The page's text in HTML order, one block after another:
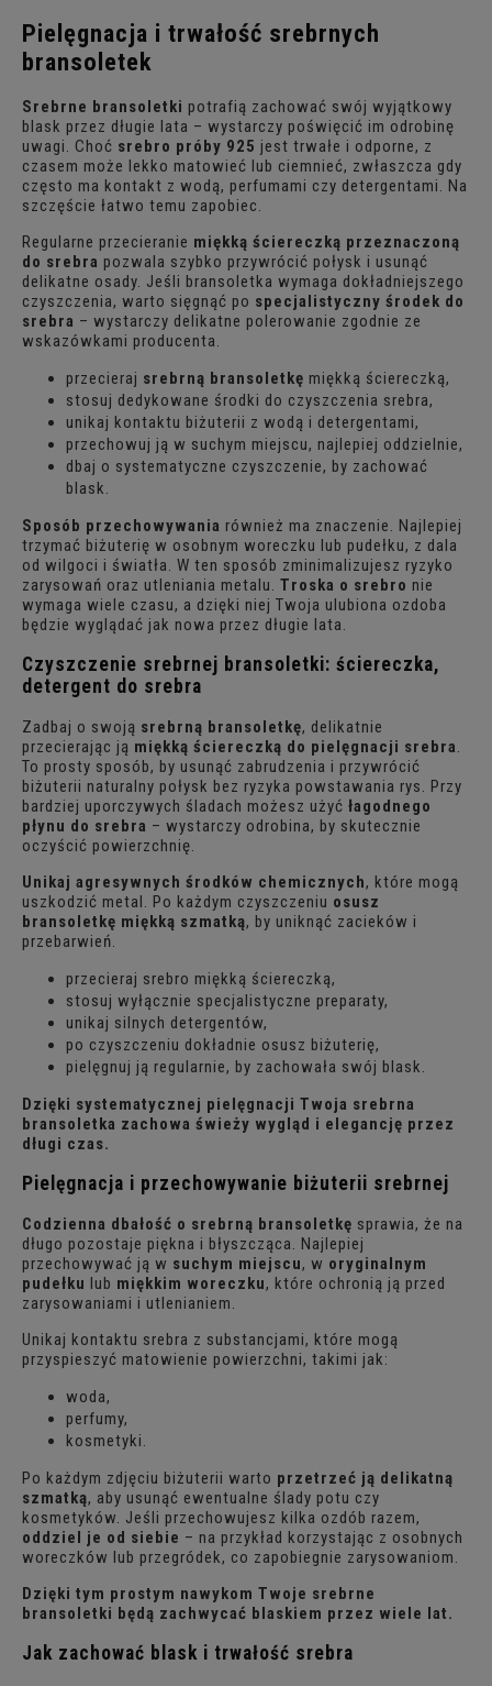
Pielęgnacja i trwałość srebrnych
bransoletek
Srebrne bransoletki potrafią zachować swój wyjątkowy
blask przez długie lata – wystarczy poświęcić im odrobinę
uwagi. Choć srebro próby 925 jest trwałe i odporne, z
czasem może lekko matowieć lub ciemnieć, zwłaszcza gdy
często ma kontakt z wodą, perfumami czy detergentami. Na
szczęście łatwo temu zapobiec.
Regularne przecieranie miękką ściereczką przeznaczoną
do srebra pozwala szybko przywrócić połysk i usunąć
delikatne osady. Jeśli bransoletka wymaga dokładniejszego
czyszczenia, warto sięgnąć po specjalistyczny środek do
srebra – wystarczy delikatne polerowanie zgodnie ze
wskazówkami producenta.
przecieraj srebrną bransoletkę miękką ściereczką,
stosuj dedykowane środki do czyszczenia srebra,
unikaj kontaktu biżuterii z wodą i detergentami,
przechowuj ją w suchym miejscu, najlepiej oddzielnie,
dbaj o systematyczne czyszczenie, by zachować
blask.
Sposób przechowywania również ma znaczenie. Najlepiej
trzymać biżuterię w osobnym woreczku lub pudełku, z dala
od wilgoci i światła. W ten sposób zminimalizujesz ryzyko
zarysowań oraz utleniania metalu.Troska o srebro nie
wymaga wiele czasu, a dzięki niej Twoja ulubiona ozdoba
będzie wyglądać jak nowa przez długie lata.
Czyszczenie srebrnej bransoletki: ściereczka,
detergent do srebra
Zadbaj o swoją srebrną bransoletkę, delikatnie
przecierając ją miękką ściereczką do pielęgnacji srebra.
To prosty sposób, by usunąć zabrudzenia i przywrócić
biżuterii naturalny połysk bez ryzyka powstawania rys. Przy
bardziej uporczywych śladach możesz użyćłagodnego
płynu do srebra – wystarczy odrobina, by skutecznie
oczyścić powierzchnię.
Unikaj agresywnych środków chemicznych, które mogą
uszkodzić metal. Po każdym czyszczeniu osusz
bransoletkę miękką szmatką, by uniknąć zacieków i
przebarwień.
przecieraj srebro miękką ściereczką,
stosuj wyłącznie specjalistyczne preparaty,
unikaj silnych detergentów,
po czyszczeniu dokładnie osusz biżuterię,
pielęgnuj ją regularnie, by zachowała swój blask.
Dzięki systematycznej pielęgnacji Twoja srebrna
bransoletka zachowa świeży wygląd i elegancję przez
długi czas.
Pielęgnacja i przechowywanie biżuterii srebrnej
Codzienna dbałość o srebrną bransoletkę sprawia, że na
długo pozostaje piękna i błyszcząca. Najlepiej
przechowywać ją w suchym miejscu, w oryginalnym
pudełku lub miękkim woreczku, które ochronią ją przed
zarysowaniami i utlenianiem.
Unikaj kontaktu srebra z substancjami, które mogą
przyspieszyć matowienie powierzchni, takimi jak:
woda,
perfumy,
kosmetyki.
Po każdym zdjęciu biżuterii warto przetrzeć ją delikatną
szmatką, aby usunąć ewentualne ślady potu czy
kosmetyków. Jeśli przechowujesz kilka ozdób razem,
oddziel je od siebie – na przykład korzystając z osobnych
woreczków lub przegródek, co zapobiegnie zarysowaniom.
Dzięki tym prostym nawykom Twoje srebrne
bransoletki będą zachwycać blaskiem przez wiele lat.
Jak zachować blask i trwałość srebra